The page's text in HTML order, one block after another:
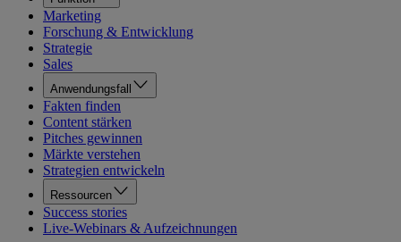
Marketing
Forschung & Entwicklung
Strategie
Sales
Anwendungsfall
Fakten finden
Content stärken
Pitches gewinnen
Märkte verstehen
Strategien entwickeln
Ressourcen
Success stories
Live-Webinars & Aufzeichnungen